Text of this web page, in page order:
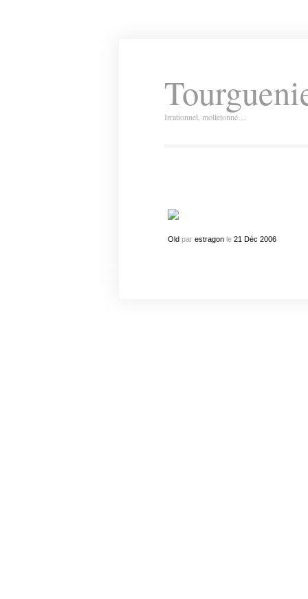
Irrationnel, molletonné…
Old par estragonle 21 Déc 2006